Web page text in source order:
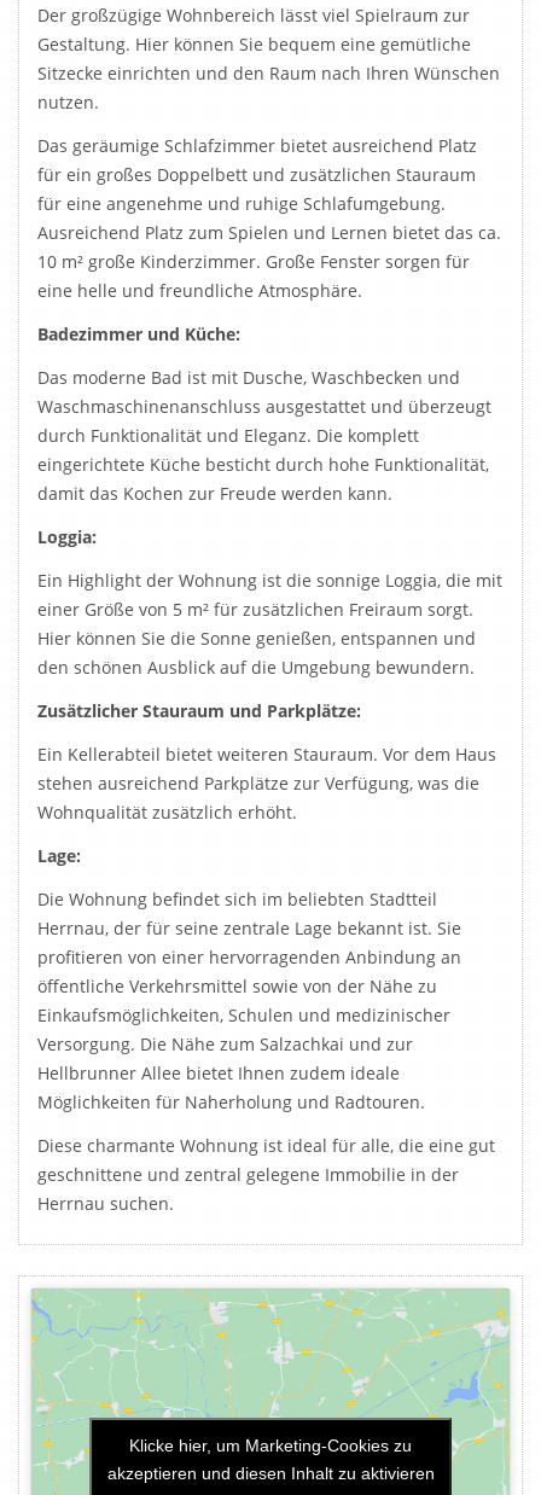
Der großzügige Wohnbereich lässt viel Spielraum zur
Gestaltung. Hier können Sie bequem eine gemütliche
Sitzecke einrichten und den Raum nach Ihren Wünschen
nutzen.
Das geräumige Schlafzimmer bietet ausreichend Platz
für ein großes Doppelbett und zusätzlichen Stauraum
für eine angenehme und ruhige Schlafumgebung.
Ausreichend Platz zum Spielen und Lernen bietet das ca.
10 m² große Kinderzimmer. Große Fenster sorgen für
eine helle und freundliche Atmosphäre.
Badezimmer und Küche:
Das moderne Bad ist mit Dusche, Waschbecken und
Waschmaschinenanschluss ausgestattet und überzeugt
durch Funktionalität und Eleganz. Die komplett
eingerichtete Küche besticht durch hohe Funktionalität,
damit das Kochen zur Freude werden kann.
Loggia:
Ein Highlight der Wohnung ist die sonnige Loggia, die mit
einer Größe von 5 m² für zusätzlichen Freiraum sorgt.
Hier können Sie die Sonne genießen, entspannen und
den schönen Ausblick auf die Umgebung bewundern.
Zusätzlicher Stauraum und Parkplätze:
Ein Kellerabteil bietet weiteren Stauraum. Vor dem Haus
stehen ausreichend Parkplätze zur Verfügung, was die
Wohnqualität zusätzlich erhöht.
Lage:
Die Wohnung befindet sich im beliebten Stadtteil
Herrnau, der für seine zentrale Lage bekannt ist. Sie
profitieren von einer hervorragenden Anbindung an
öffentliche Verkehrsmittel sowie von der Nähe zu
Einkaufsmöglichkeiten, Schulen und medizinischer
Versorgung. Die Nähe zum Salzachkai und zur
Hellbrunner Allee bietet Ihnen zudem ideale
Möglichkeiten für Naherholung und Radtouren.
Diese charmante Wohnung ist ideal für alle, die eine gut
geschnittene und zentral gelegene Immobilie in der
Herrnau suchen.
Klicke hier, um Marketing-Cookies zu
akzeptieren und diesen Inhalt zu aktivieren